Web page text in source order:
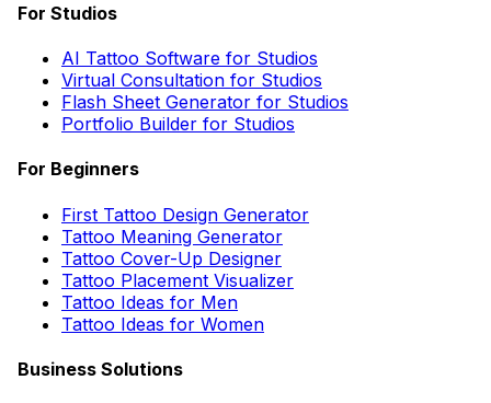
For Studios
AI Tattoo Software for Studios
Virtual Consultation for Studios
Flash Sheet Generator for Studios
Portfolio Builder for Studios
For Beginners
First Tattoo Design Generator
Tattoo Meaning Generator
Tattoo Cover-Up Designer
Tattoo Placement Visualizer
Tattoo Ideas for Men
Tattoo Ideas for Women
Business Solutions